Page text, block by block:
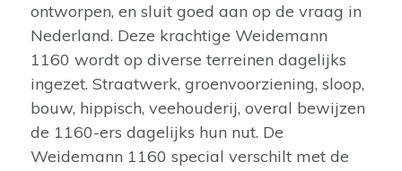
ontworpen, en sluit goed aan op de vraag in
Nederland. Deze krachtige Weidemann
1160 wordt op diverse terreinen dagelijks
ingezet. Straatwerk, groenvoorziening, sloop,
bouw, hippisch, veehouderij, overal bewijzen
de 1160-ers dagelijks hun nut. De
Weidemann 1160 special verschilt met de